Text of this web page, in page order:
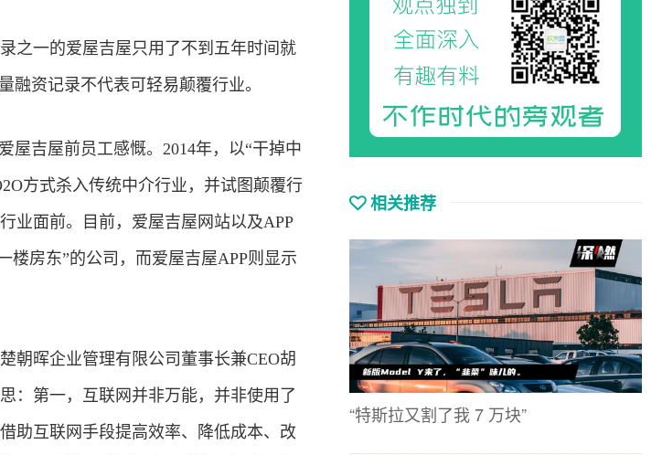
之一的爱屋吉屋只用了不到五年时间就
融资记录不代表可轻易颠覆行业。
屋吉屋前员工感慨。2014年，以“干掉中
方式杀入传统中介行业，并试图颠覆行
业面前。目前，爱屋吉屋网站以及APP
楼房东”的公司，而爱屋吉屋APP则显示
朝晖企业管理有限公司董事长兼CEO胡
：第一，互联网并非万能，并非使用了
助互联网手段提高效率、降低成本、改
相关推荐
“特斯拉又割了我 7 万块”